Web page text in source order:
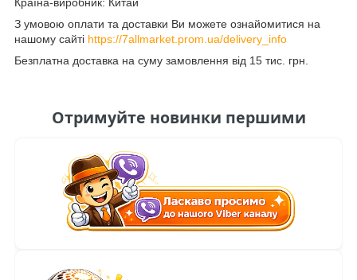
З умовою оплати та доставки Ви можете ознайомитися на
нашому сайті https://7allmarket.prom.ua/delivery_info
Безплатна доставка на суму замовлення від 15 тис. грн.
Отримуйте новинки першими